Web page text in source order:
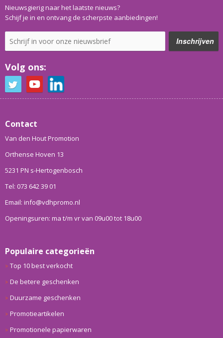
Nieuwsgierig naar het laatste nieuws?
Schijf je in en ontvang de scherpste aanbiedingen!
Volg ons:
Contact
Van den Hout Promotion
Orthense Hoven 13
5231 PN s-Hertogenbosch
Tel: 073 642 39 01
Email: info@vdhpromo.nl
Openingsuren: ma t/m vr van 09u00 tot 18u00
Populaire categorieën
Top 10 best verkocht
De betere geschenken
Duurzame geschenken
Promotieartikelen
Promotionele papierwaren